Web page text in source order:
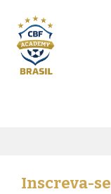
Inscreva-se